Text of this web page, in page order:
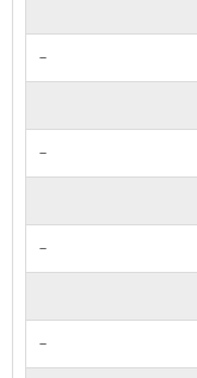
－
－
－
－